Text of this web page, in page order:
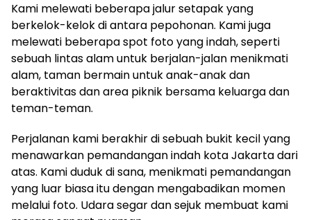
Kami melewati beberapa jalur setapak yang
berkelok-kelok di antara pepohonan. Kami juga
melewati beberapa spot foto yang indah, seperti
sebuah lintas alam untuk berjalan-jalan menikmati
alam, taman bermain untuk anak-anak dan
beraktivitas dan area piknik bersama keluarga dan
teman-teman.
Perjalanan kami berakhir di sebuah bukit kecil yang
menawarkan pemandangan indah kota Jakarta dari
atas. Kami duduk di sana, menikmati pemandangan
yang luar biasa itu dengan mengabadikan momen
melalui foto. Udara segar dan sejuk membuat kami